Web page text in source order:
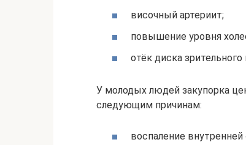
височный артериит;
повышение уровня
отёк диска
У молодых людей закупорка
следующим причинам:
воспаление